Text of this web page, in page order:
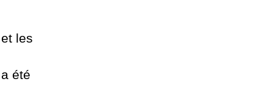
les
été